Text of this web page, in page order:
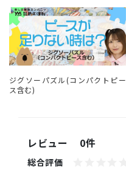
ジグソーパズル(コンパクトピー
ス含む)
レビュー 0件
総合評価